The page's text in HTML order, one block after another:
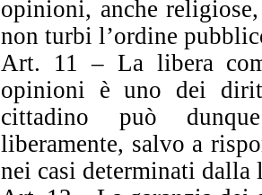
opinioni, anche
non turbi l’ordine
Art. 11 – La libera
opinioni è uno dei
cittadino può
liberamente, salvo a
nei casi determinati dalla